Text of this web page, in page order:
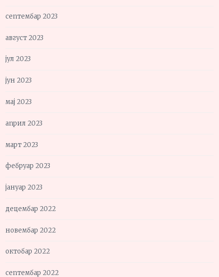
септембар 2023
август 2023
јул 2023
јун 2023
мај 2023
април 2023
март 2023
фебруар 2023
јануар 2023
децембар 2022
новембар 2022
октобар 2022
септембар 2022